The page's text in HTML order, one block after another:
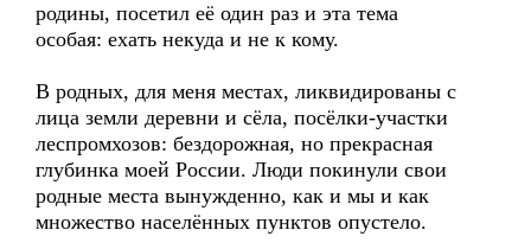
родины, посетил её один раз и эта тема
особая: ехать некуда и не к кому.
В родных, для меня местах, ликвидированы с
лица земли деревни и сёла, посёлки-участки
леспромхозов: бездорожная, но прекрасная
глубинка моей России. Люди покинули свои
родные места вынужденно, как и мы и как
множество населённых пунктов опустело.